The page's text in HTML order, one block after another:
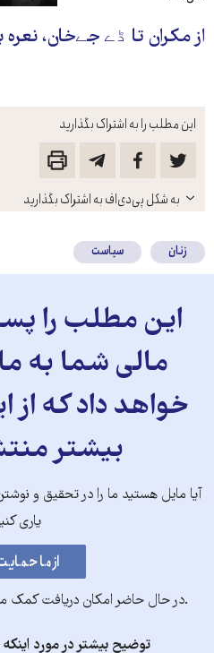
این مطلب را به اشتراک بگذارید
باز
کنید
به شکل پی‌دی‌اف به اشتراک بگذارید
از مکران تا ڈے جےخان،
زنان سیاست
این مطلب را
مالی شما به
خواهد داد که
بیشتر
آیا مایل هستید ما را در تحقیق و
یاری
.در حال حاضر امکان دریافت کمک
توضیح بیشتر در مورد